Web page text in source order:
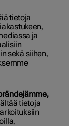
tietoja
ja
sekä siihen,
tietoja